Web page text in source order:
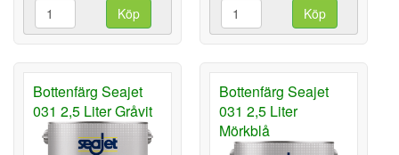
Köp Köp
Bottenfärg Seajet
031 2,5 Liter Gråvit
Bottenfärg Seajet
031 2,5 Liter
Mörkblå